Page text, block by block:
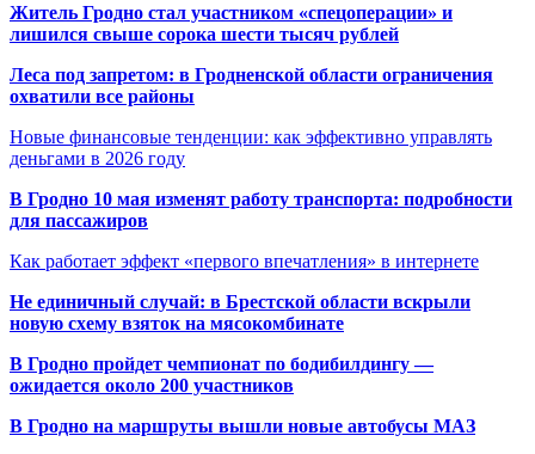
Житель Гродно стал участником «спецоперации» и
лишился свыше сорока шести тысяч рублей
Леса под запретом: в Гродненской области ограничения
охватили все районы
Новые финансовые тенденции: как эффективно управлять
деньгами в 2026 году
В Гродно 10 мая изменят работу транспорта: подробности
для пассажиров
Как работает эффект «первого впечатления» в интернете
Не единичный случай: в Брестской области вскрыли
новую схему взяток на мясокомбинате
В Гродно пройдет чемпионат по бодибилдингу —
ожидается около 200 участников
В Гродно на маршруты вышли новые автобусы МАЗ